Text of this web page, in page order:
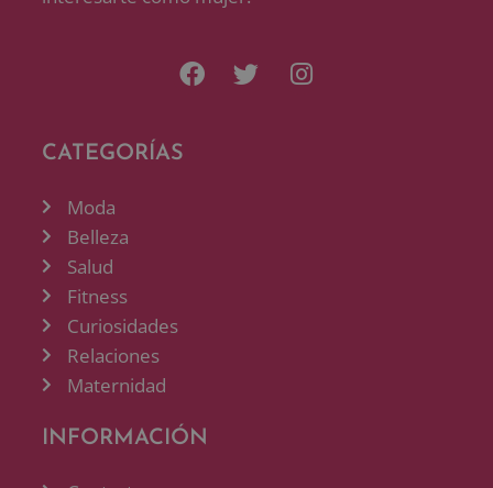
CATEGORÍAS
Moda
Belleza
Salud
Fitness
Curiosidades
Relaciones
Maternidad
INFORMACIÓN